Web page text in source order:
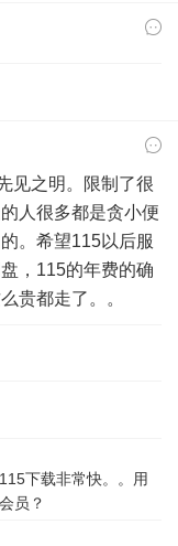
见之明。限制了很
人很多都是贪小便
。希望115以后服
，115的年费的确
贵都走了。。
下载非常快。。用
员？